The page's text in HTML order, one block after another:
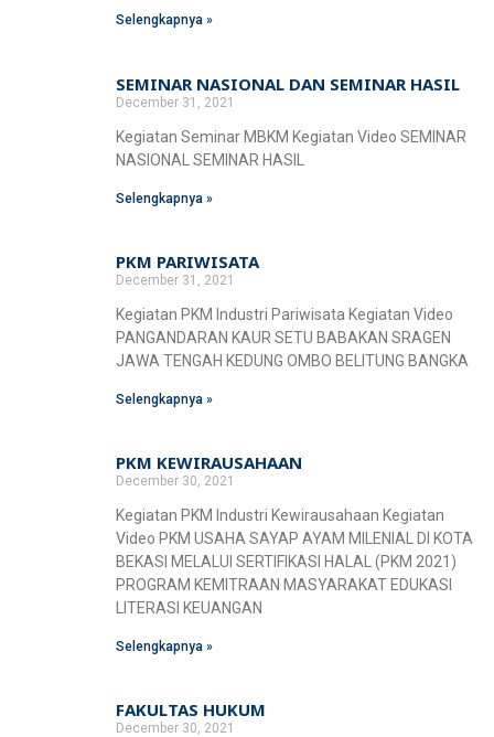
Magister Manajemen
Magister Hukum
daftar@usahid.ac.id
humas@usahid.ac.id
Mon - Fri: 9:00 - 18:30
Jadi
Selengkapnya »
SEMINAR NASIONAL DAN SEMINAR HASIL
December 31, 2021
Kegiatan Seminar MBKM Kegiatan Video SEMINAR
NASIONAL SEMINAR HASIL
Selengkapnya »
PKM PARIWISATA
December 31, 2021
Kegiatan PKM Industri Pariwisata Kegiatan Video
PANGANDARAN KAUR SETU BABAKAN SRAGEN
JAWA TENGAH KEDUNG OMBO BELITUNG BANGKA
Selengkapnya »
PKM KEWIRAUSAHAAN
December 30, 2021
Kegiatan PKM Industri Kewirausahaan Kegiatan
Video PKM USAHA SAYAP AYAM MILENIAL DI KOTA
BEKASI MELALUI SERTIFIKASI HALAL (PKM 2021)
PROGRAM KEMITRAAN MASYARAKAT EDUKASI
LITERASI KEUANGAN
Selengkapnya »
FAKULTAS HUKUM
December 30, 2021